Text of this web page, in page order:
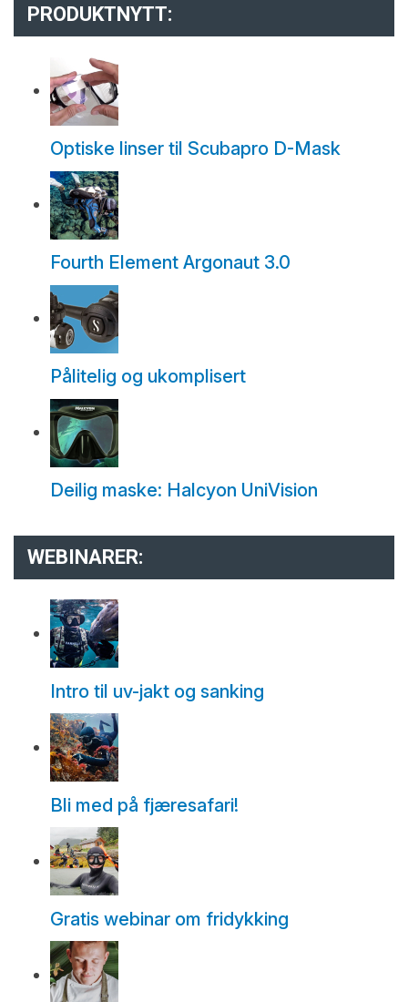
PRODUKTNYTT:
Optiske linser til Scubapro D-Mask
Fourth Element Argonaut 3.0
Pålitelig og ukomplisert
Deilig maske: Halcyon UniVision
WEBINARER:
Intro til uv-jakt og sanking
Bli med på fjæresafari!
Gratis webinar om fridykking